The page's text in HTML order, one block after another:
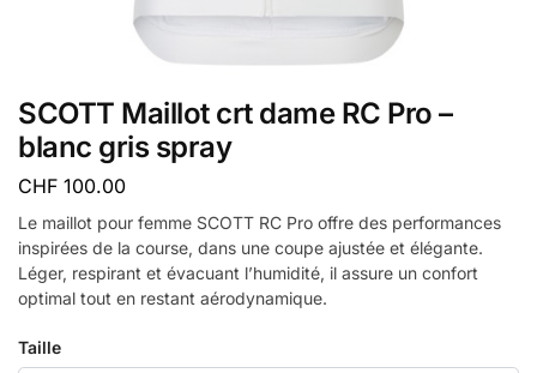
SCOTT Maillot crt dame RC Pro –
blanc gris spray
CHF 100.00
Le maillot pour femme SCOTT RC Pro offre des performances
inspirées de la course, dans une coupe ajustée et élégante.
Léger, respirant et évacuant l’humidité, il assure un confort
optimal tout en restant aérodynamique.
Taille